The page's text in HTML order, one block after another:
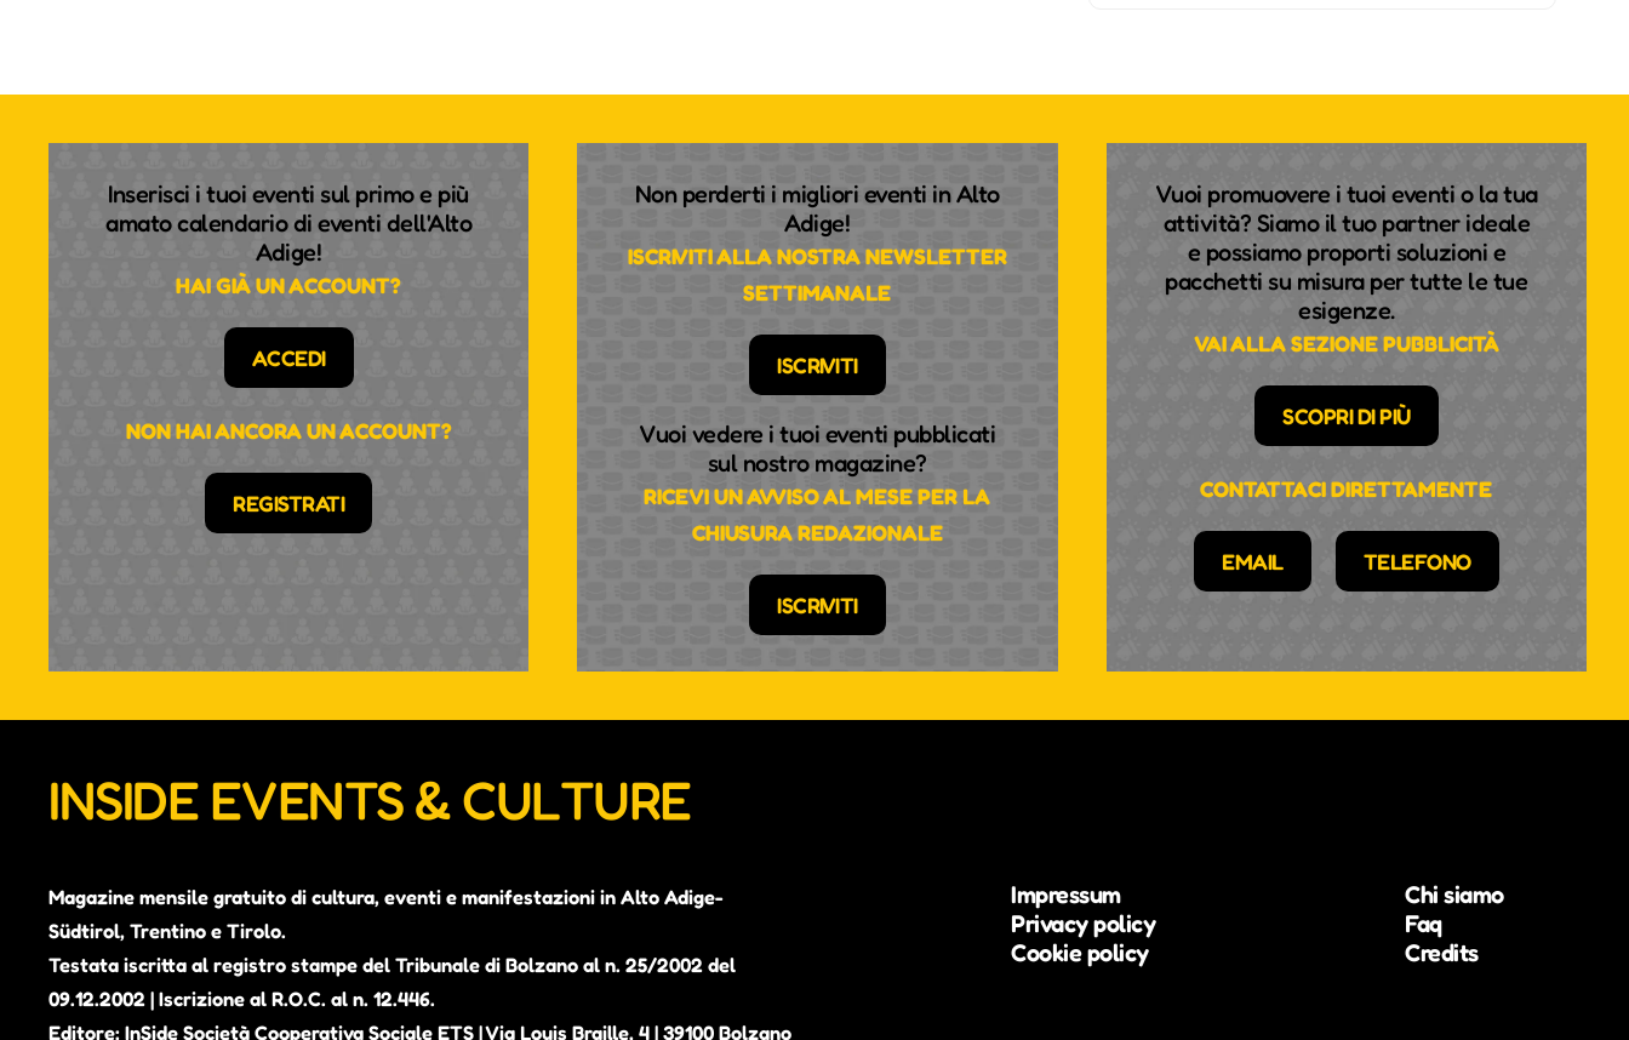
Inserisci i tuoi eventi sul primo e più
amato calendario di eventi dell'Alto
Adige!
HAI GIÀ UN ACCOUNT?
ACCEDI
NON HAI ANCORA UN ACCOUNT?
REGISTRATI
Non perderti i migliori eventi in Alto
Adige!
ISCRIVITI ALLA NOSTRA NEWSLETTER
SETTIMANALE
ISCRIVITI
Vuoi vedere i tuoi eventi pubblicati
sul nostro magazine?
RICEVI UN AVVISO AL MESE PER LA
CHIUSURA REDAZIONALE
ISCRIVITI
Vuoi promuovere i tuoi eventi o la tua
attività? Siamo il tuo partner ideale
e possiamo proporti soluzioni e
pacchetti su misura per tutte le tue
esigenze.
VAI ALLA SEZIONE PUBBLICITÀ
SCOPRI DI PIÙ
CONTATTACI DIRETTAMENTE
EMAIL TELEFONO
INSIDE EVENTS & CULTURE
Magazine mensile gratuito di cultura, eventi e manifestazioni in Alto Adige-
Südtirol, Trentino e Tirolo.
Testata iscritta al registro stampe del Tribunale di Bolzano al n. 25/2002 del
09.12.2002 | Iscrizione al R.O.C. al n. 12.446.
Editore: InSide Società Cooperativa Sociale ETS | Via Louis Braille, 4 | 39100 Bolzano
Impressum
Privacy policy
Cookie policy
Chi siamo
Faq
Credits